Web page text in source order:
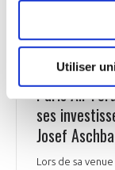
Utiliser
ESPACE
Paris Air
ses
Josef
Lors de sa